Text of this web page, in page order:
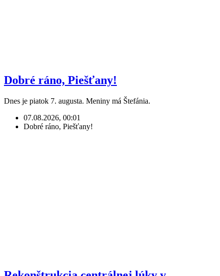
Dobré ráno, Piešťany!
Dnes je piatok 7. augusta. Meniny má Štefánia.
07.08.2026, 00:01
Dobré ráno, Piešťany!